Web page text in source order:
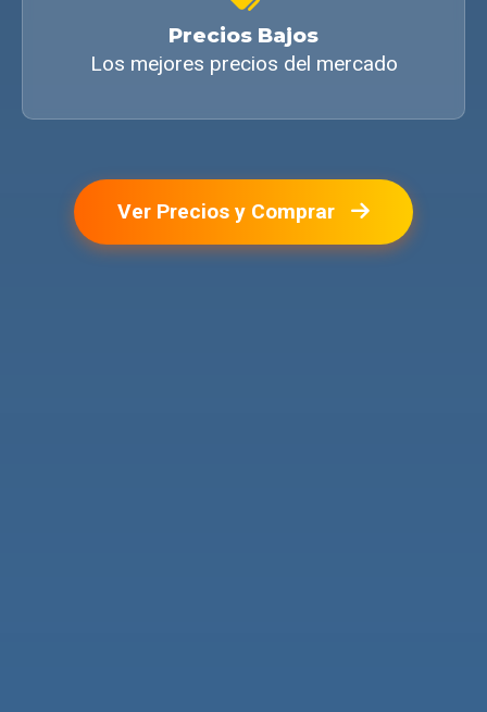
Precios Bajos
Los mejores precios del mercado
Ver Precios y Comprar